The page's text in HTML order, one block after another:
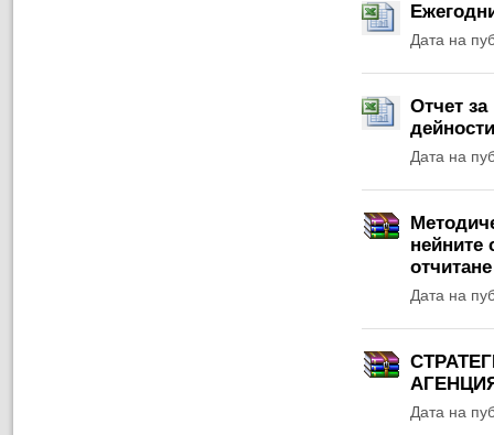
Дата на
Отчет за
Дата на
нейните
Дата на
АГЕНЦИЯ
Дата на